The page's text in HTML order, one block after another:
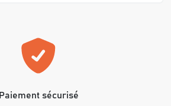
Paiement sécurisé